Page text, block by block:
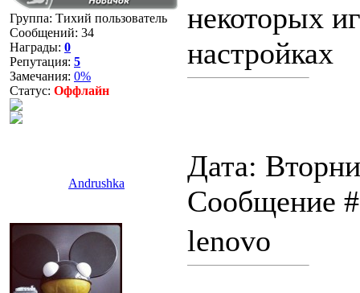
Группа: Тихий пользователь
Сообщений: 34
Награды: 0
Репутация: 5
Замечания: 0%
Статус: Оффлайн
некоторых
настройках
Andrushka
Дата:
Сообщение
lenovo